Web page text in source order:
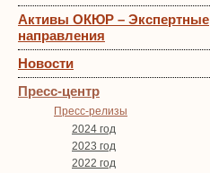
Активы ОКЮР – Экспертные
направления
Новости
Пресс-центр
Пресс-релизы
2024 год
2023 год
2022 год